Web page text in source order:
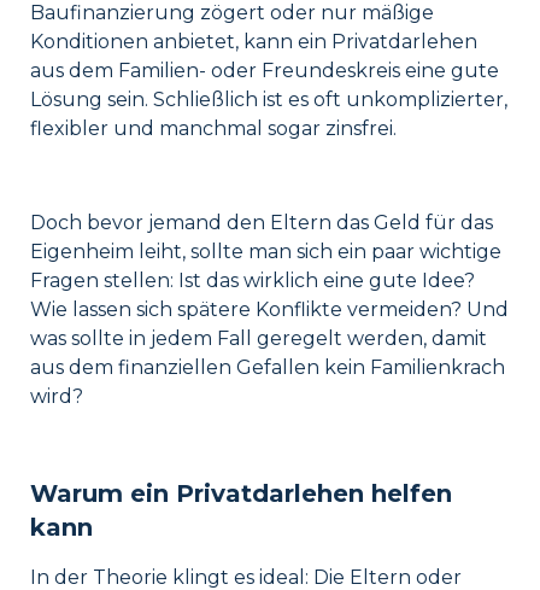
Baufinanzierung zögert oder nur mäßige
Konditionen anbietet, kann ein Privatdarlehen
aus dem Familien- oder Freundeskreis eine gute
Lösung sein. Schließlich ist es oft unkomplizierter,
flexibler und manchmal sogar zinsfrei.
Doch bevor jemand den Eltern das Geld für das
Eigenheim leiht, sollte man sich ein paar wichtige
Fragen stellen: Ist das wirklich eine gute Idee?
Wie lassen sich spätere Konflikte vermeiden? Und
was sollte in jedem Fall geregelt werden, damit
aus dem finanziellen Gefallen kein Familienkrach
wird?
Warum ein Privatdarlehen helfen
kann
In der Theorie klingt es ideal: Die Eltern oder